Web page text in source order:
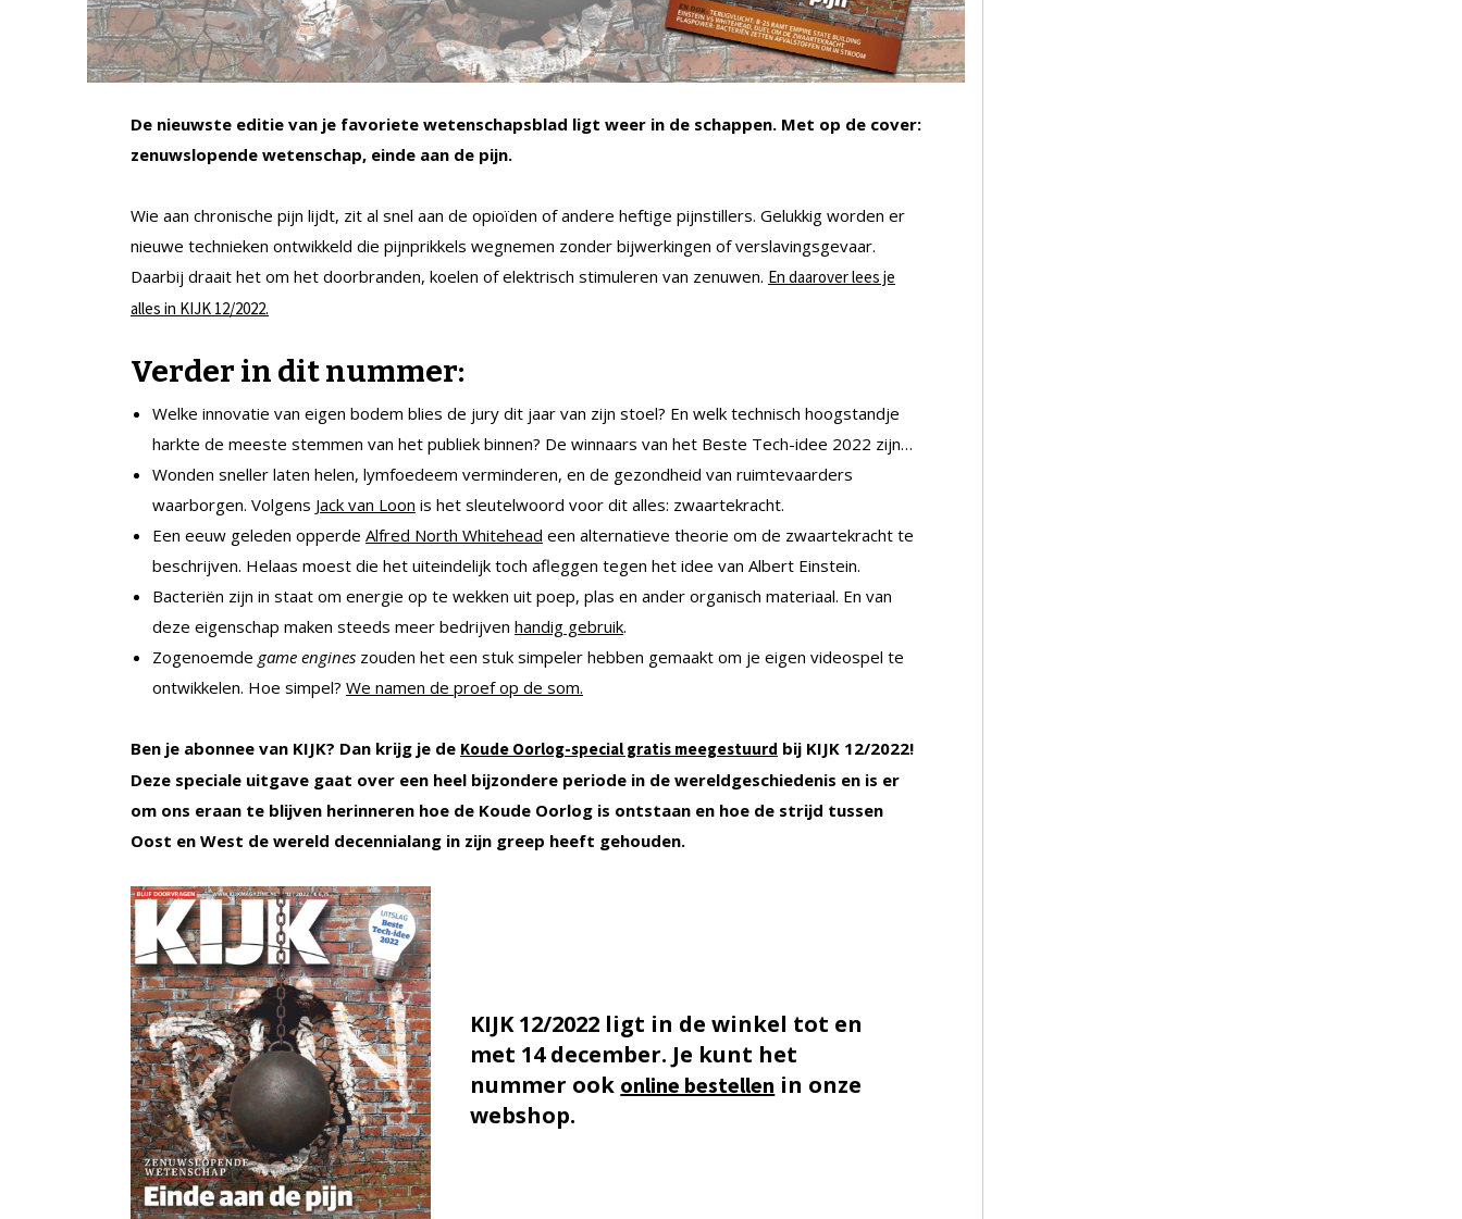
De nieuwste editie van je favoriete wetenschapsblad ligt weer in de schappen. Met op de cover:
zenuwslopende wetenschap, einde aan de pijn.
Wie aan chronische pijn lijdt, zit al snel aan de opioïden of andere heftige pijnstillers. Gelukkig worden er
nieuwe technieken ontwikkeld die pijnprikkels wegnemen zonder bijwerkingen of verslavingsgevaar.
Daarbij draait het om het doorbranden, koelen of elektrisch stimuleren van zenuwen. En daarover lees je
alles in KIJK 12/2022.
Verder in dit nummer:
Welke innovatie van eigen bodem blies de jury dit jaar van zijn stoel? En welk technisch hoogstandje
harkte de meeste stemmen van het publiek binnen? De winnaars van het Beste Tech-idee 2022 zijn…
Wonden sneller laten helen, lymfoedeem verminderen, en de gezondheid van ruimtevaarders
waarborgen. Volgens Jack van Loon is het sleutelwoord voor dit alles: zwaartekracht.
Een eeuw geleden opperde Alfred North Whitehead een alternatieve theorie om de zwaartekracht te
beschrijven. Helaas moest die het uiteindelijk toch afleggen tegen het idee van Albert Einstein.
Bacteriën zijn in staat om energie op te wekken uit poep, plas en ander organisch materiaal. En van
deze eigenschap maken steeds meer bedrijven handig gebruik.
Zogenoemde game engines zouden het een stuk simpeler hebben gemaakt om je eigen videospel te
ontwikkelen. Hoe simpel? We namen de proef op de som.
Ben je abonnee van KIJK? Dan krijg je de Koude Oorlog-special gratis meegestuurd bij KIJK 12/2022!
Deze speciale uitgave gaat over een heel bijzondere periode in de wereldgeschiedenis en is er
om ons eraan te blijven herinneren hoe de Koude Oorlog is ontstaan en hoe de strijd tussen
Oost en West de wereld decennialang in zijn greep heeft gehouden.
KIJK 12/2022 ligt in de winkel tot en
met 14 december. Je kunt het
nummer ook online bestellen in onze
webshop.